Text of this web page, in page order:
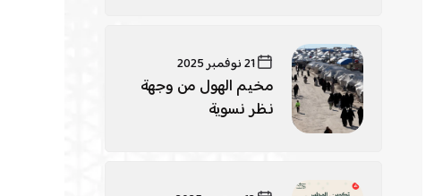
مخيم الهول من وجهة
نظر نسوية